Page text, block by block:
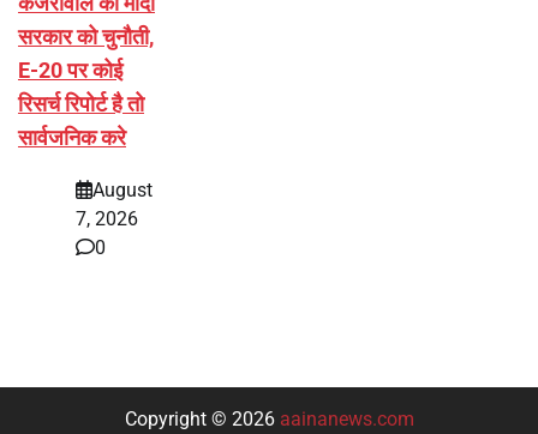
सरकार को चुनौती,
E-20 पर कोई
रिसर्च रिपोर्ट है तो
सार्वजनिक करे
August
7, 2026
0
Copyright © 2026 aainanews.com